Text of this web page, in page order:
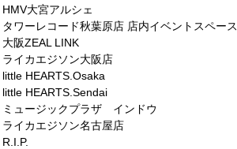
大宮アルシェ
ワーレコード秋葉原店 店内イベントスペース
阪ZEAL LINK
イカエジソン大阪店
HEARTS.Osaka
HEARTS.Sendai
ミュージックプラザ インドウ
イカエジソン名古屋店